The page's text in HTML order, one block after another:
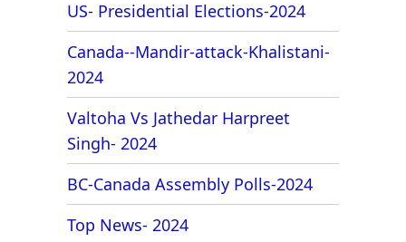
US- Presidential Elections-2024
Canada--Mandir-attack-Khalistani-
2024
Valtoha Vs Jathedar Harpreet
Singh- 2024
BC-Canada Assembly Polls-2024
Top News- 2024